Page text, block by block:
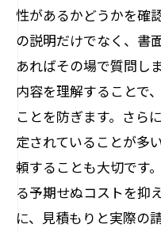
性があるかどうかを確
の説明だけでなく、書
あればその場で質問し
内容を理解することで
ことを防ぎます。さら
定されていることが多
頼することも大切です
る予期せぬコストを抑
に、見積もりと実際の